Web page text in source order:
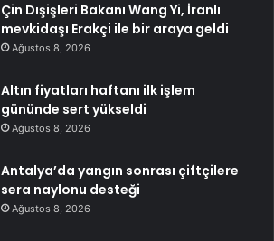
Çin Dışişleri Bakanı Wang Yi, İranlı
mevkidaşı Erakçi ile bir araya geldi
Ağustos 8, 2026
Altın fiyatları haftanı ilk işlem
gününde sert yükseldi
Ağustos 8, 2026
Antalya’da yangın sonrası çiftçilere
sera naylonu desteği
Ağustos 8, 2026